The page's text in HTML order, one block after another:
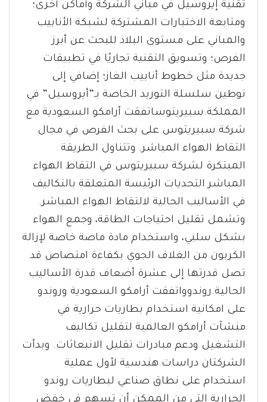
تقنية إيروسيل في مباني الشركة وأماكن أخرى؛
ومتابعة الاختبارات المشتركة لشبكة الأنابيب
والمباني على مستوى البلاد للبحث عن أبرز
الفرص؛ وتسويق التقنية تجاريًا في تطبيقات
جديدة مثل خطوط أنابيب الغاز؛ إضافي إلى
توطين سلسلة التوريد الخاصة بـ”أيروسيل” في
المملكة.سبيريتوساتفقت أرامكو السعودية مع
شركة سبيريتوس على بحث الفرص في مجال
التقاط الهواء المباشر. وتتناول الطريقة
المبتكرة لشركة سبيريتوس في التقاط الهواء
المباشر التحديات الرئيسة المتعلقة بالتكاليف
في الأساليب الحالية لالتقاط الهواء المباشر.
وتشمل تقليل احتياجات الطاقة، وجمع الهواء
بشكل سلبي، واستخدام مادة ماصة خاصة لإزالة
الكربون من الغلاف الجوي بكفاءة امتصاص قد
تصل قدرتها إلى عشرة أضعاف قدرة الأساليب
الحالية.روندوواتفقت أرامكو السعودية وروندو
على امكانية استخدام بطاريات حرارية في
منشآت أرامكو العالمية لتقليل تكاليف
التشغيل ودعم مبادرات تقليل الانبعاثات. وبدأت
الشركتان دراسات هندسية لأول عملية
استخدام على نطاق صناعي لبطاريات روندو